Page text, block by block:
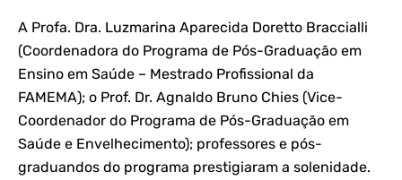
A Profa. Dra. Luzmarina Aparecida Doretto Braccialli
(Coordenadora do Programa de Pós-Graduação em
Ensino em Saúde – Mestrado Profissional da
FAMEMA); o Prof. Dr. Agnaldo Bruno Chies (Vice-
Coordenador do Programa de Pós-Graduação em
Saúde e Envelhecimento); professores e pós-
graduandos do programa prestigiaram a solenidade.